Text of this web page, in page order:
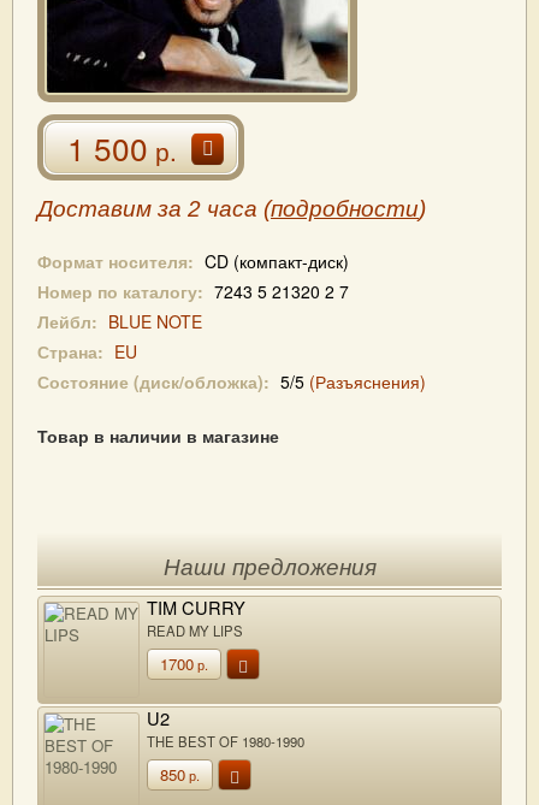
1 500р.
Доставим за 2 часа (подробности)
Формат носителя: CD (компакт-диск)
Номер по каталогу: 7243 5 21320 2 7
Лейбл: BLUE NOTE
Страна: EU
Состояние (диск/обложка): 5/5 (Разъяснения)
Товар в наличии в магазине
Наши предложения
TIM CURRY
READ MY LIPS
1700р.
U2
THE BEST OF 1980-1990
850р.